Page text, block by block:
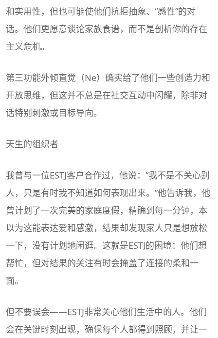
和实用性，但也可能使他们抗拒抽象、“感性”的对
话。他们更愿意谈论家族食谱，而不是剖析你的存在
主义危机。
第三功能外倾直觉（Ne）确实给了他们一些创造力和
开放思维，但这并不总是在社交互动中闪耀，除非对
话特别刺激或目标导向。
天生的组织者
我曾与一位ESTJ客户合作过，他说：“我不是不关心别
人，只是有时我不知道如何表现出来。”他告诉我，他
曾计划了一次完美的家庭度假，精确到每一分钟，本
以为这能表达爱和感激，结果却发现家人只是想放松
一下，没有计划地闲逛。这就是ESTJ的困境：他们想
帮忙，但对结果的关注有时会掩盖了连接的柔和一
面。
但不要误会——ESTJ非常关心他们生活中的人。他们
会在关键时刻出现，确保每个人都得到照顾，并让一